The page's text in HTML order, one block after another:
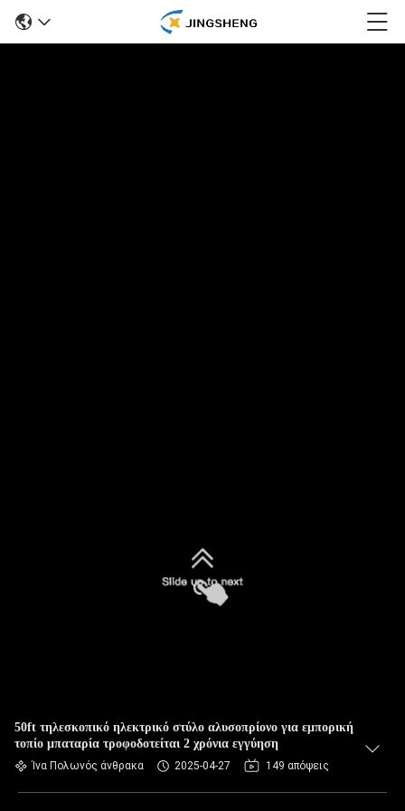
50ft τηλεσκοπικό ηλεκτρικό στύλο αλυσοπρίονο για εμπορική
τοπίο μπαταρία τροφοδοτείται 2 χρόνια εγγύηση
Ίνα Πολωνός άνθρακα 2025-04-27 149 απόψεις